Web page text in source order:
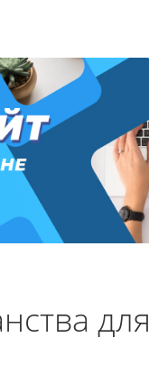
для